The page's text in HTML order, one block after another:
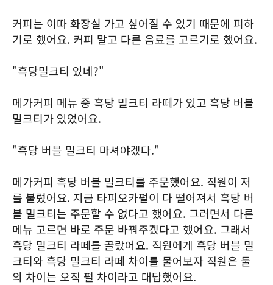
커피는 이따 화장실 가고 싶어질 수 있기 때문에 피하
기로 했어요. 커피 말고 다른 음료를 고르기로 했어요.
"흑당밀크티 있네?"
메가커피 메뉴 중 흑당 밀크티 라떼가 있고 흑당 버블
밀크티가 있었어요.
"흑당 버블 밀크티 마셔야겠다."
메가커피 흑당 버블 밀크티를 주문했어요. 직원이 저
를 불렀어요. 지금 타피오카펄이 다 떨어져서 흑당 버
블 밀크티는 주문할 수 없다고 했어요. 그러면서 다른
메뉴 고르면 바로 주문 바꿔주겠다고 했어요. 그래서
흑당 밀크티 라떼를 골랐어요. 직원에게 흑당 버블 밀
크티와 흑당 밀크티 라떼 차이를 물어보자 직원은 둘
의 차이는 오직 펄 차이라고 대답했어요.